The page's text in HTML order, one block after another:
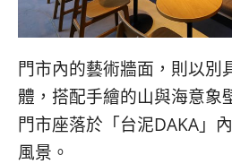
門市內的藝術牆面，則以別
體，搭配手繪的山與海意象
門市座落於「台泥DAKA」
風景。